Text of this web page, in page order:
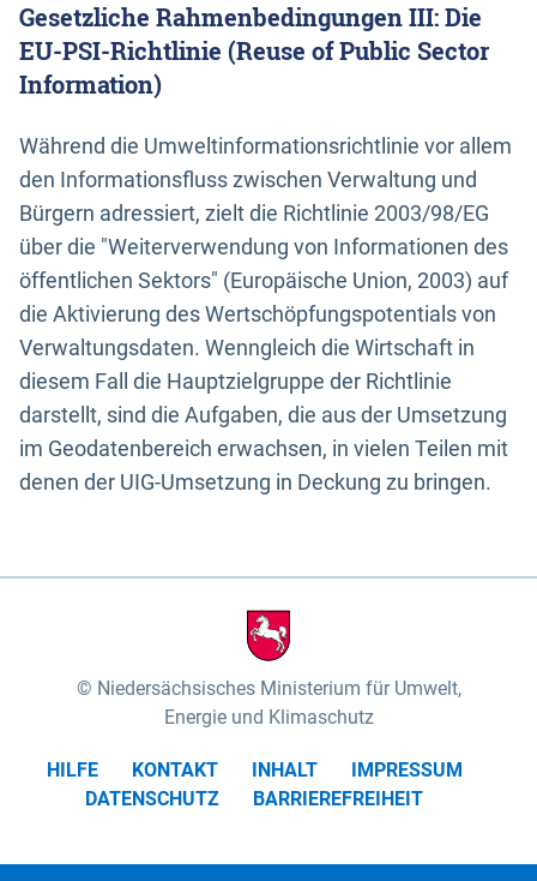
Gesetzliche Rahmenbedingungen III: Die
EU-PSI-Richtlinie (Reuse of Public Sector
Information)
Während die Umweltinformationsrichtlinie vor allem
den Informationsfluss zwischen Verwaltung und
Bürgern adressiert, zielt die Richtlinie 2003/98/EG
über die "Weiterverwendung von Informationen des
öffentlichen Sektors" (Europäische Union, 2003) auf
die Aktivierung des Wertschöpfungspotentials von
Verwaltungsdaten. Wenngleich die Wirtschaft in
diesem Fall die Hauptzielgruppe der Richtlinie
darstellt, sind die Aufgaben, die aus der Umsetzung
im Geodatenbereich erwachsen, in vielen Teilen mit
denen der UIG-Umsetzung in Deckung zu bringen.
Niedersächsisches Ministerium für Umwelt,
Energie und Klimaschutz
HILFE KONTAKT INHALT
IMPRESSUM
DATENSCHUTZ
BARRIEREFREIHEIT